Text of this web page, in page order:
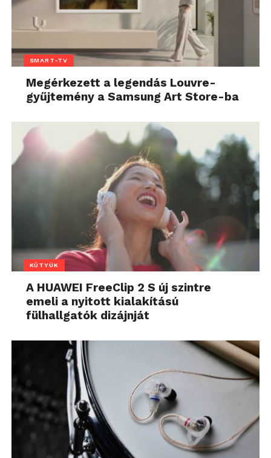
SMART-TV
Megérkezett a legendás Louvre-
gyűjtemény a Samsung Art Store-ba
KÜTYÜK
A HUAWEI FreeClip 2 S új szintre
emeli a nyitott kialakítású
fülhallgatók dizájnját